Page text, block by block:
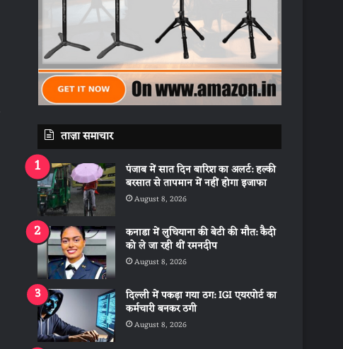
ताज़ा समाचार
पंजाब में सात दिन बारिश का अलर्ट: हल्की
बरसात से तापमान में नहीं होगा इजाफा
August 8, 2026
कनाडा में लुधियाना की बेटी की माैत: कैदी
को ले जा रही थीं रमनदीप
August 8, 2026
दिल्ली में पकड़ा गया ठग: IGI एयरपोर्ट का
कर्मचारी बनकर ठगी
August 8, 2026